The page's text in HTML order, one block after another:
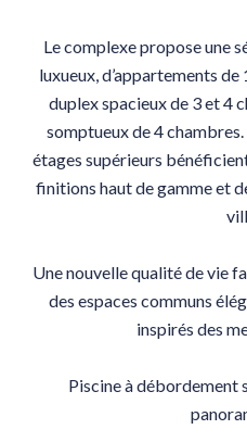
Le complexe propose une
luxueux, d’appartements
duplex spacieux de 3 et 4
somptueux de 4
étages supérieurs
finitions haut de gamme et
Une nouvelle qualité de vie
des espaces communs
inspirés des
Piscine à débordement